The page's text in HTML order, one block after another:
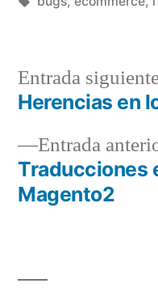
de
entradas
Entrada
Traducciones
Magento2
Entrada
Herencias en